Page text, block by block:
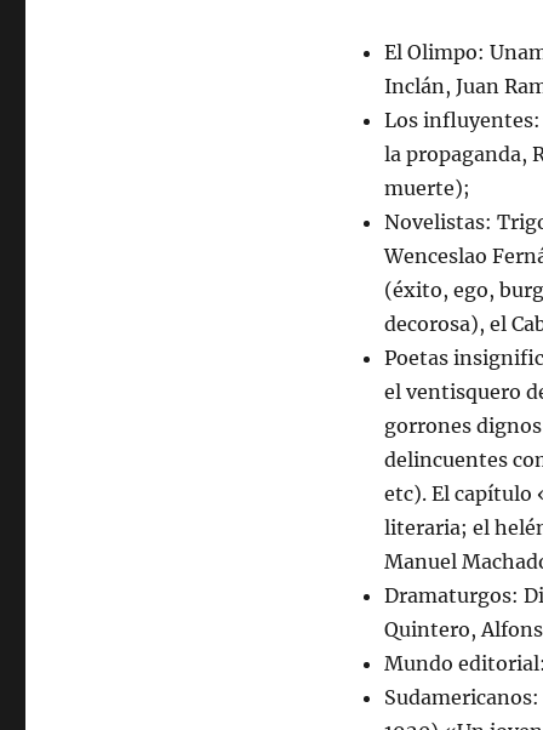
El Olimpo:
Inclán, Juan
Los influyentes:
la propaganda,
muerte);
Novelistas:
Wenceslao
(éxito, ego,
decorosa), el
Poetas
el ventisquero
gorrones
delincuentes
etc). El capítulo
literaria; el
Manuel
Dramaturgos:
Quintero,
Mundo